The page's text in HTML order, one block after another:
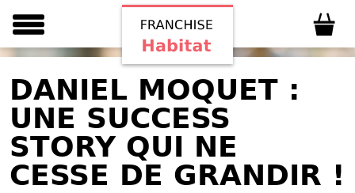
DANIEL MOQUET :
UNE SUCCESS
STORY QUI NE
CESSE DE GRANDIR !